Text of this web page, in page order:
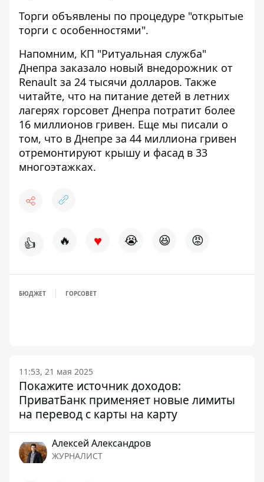
Торги объявлены по процедуре "открытые
торги с особенностями".
Напомним, КП "Ритуальная служба"
Днепра заказало новый внедорожник от
Renault за 24 тысячи долларов. Также
читайте, что на питание детей в летних
лагерях горсовет Днепра потратит более
16 миллионов гривен. Еще мы писали о
том, что в Днепре за 44 миллиона гривен
отремонтируют крышу и фасад в 33
многоэтажках.
👍 🔥 ♥ 😭 😆 😡
БЮДЖЕТ ГОРСОВЕТ
11:53, 21 мая 2025
Покажите источник доходов:
ПриватБанк применяет новые лимиты
на перевод с карты на карту
Алексей Александров
ЖУРНАЛИСТ